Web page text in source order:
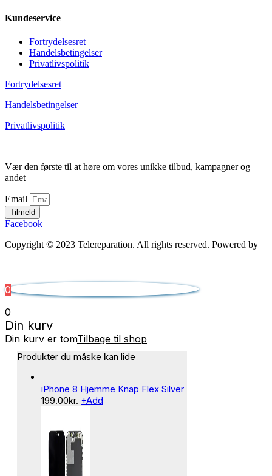
Kundeservice
Fortrydelsesret
Handelsbetingelser
Privatlivspolitik
Fortrydelsesret
Handelsbetingelser
Privatlivspolitik
Vær den første til at høre om vores unikke tilbud, kampagner og
andet
Email
Tilmeld
Facebook
Copyright © 2023 Telereparation. All rights reserved. Powered by
0
0
Din kurv
Din kurv er tomTilbage til shop
Produkter du måske kan lide
iPhone 8 Hjemme Knap Flex Silver
199.00kr. +Add